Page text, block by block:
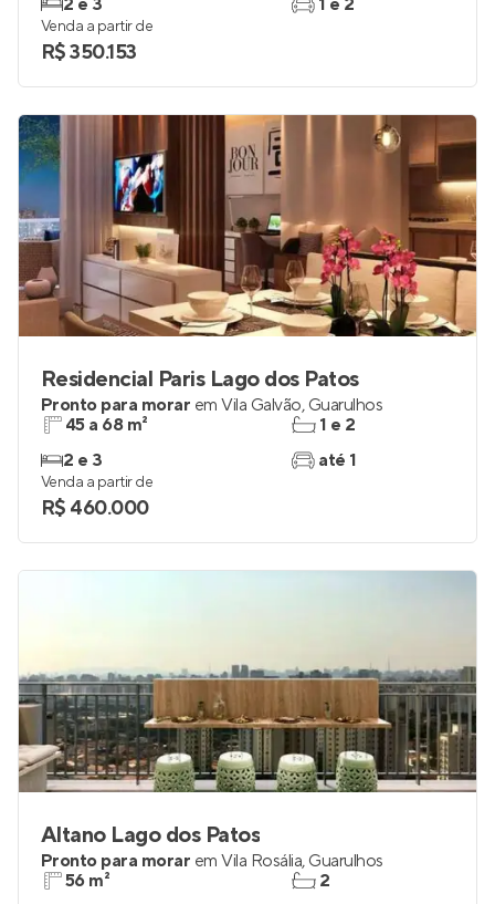
2 e 3
1 e 2
Venda a partir de
R$ 350.153
Residencial Paris Lago dos Patos
Pronto para morar em Vila Galvão, Guarulhos
45 a 68 m²
2 e 3
1 e 2
até 1
Venda a partir de
R$ 460.000
Altano Lago dos Patos
Pronto para morar em Vila Rosália, Guarulhos
56 m²
2